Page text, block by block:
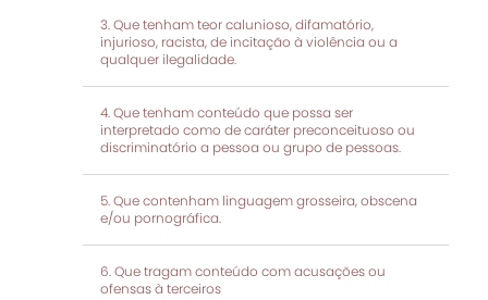
Que tenham teor calunioso, difamatório,
injurioso, racista, de incitação à violência ou a
qualquer ilegalidade.
Que tenham conteúdo que possa ser
interpretado como de caráter preconceituoso ou
discriminatório a pessoa ou grupo de pessoas.
Que contenham linguagem grosseira, obscena
e/ou pornográfica.
Que tragam conteúdo com acusações ou
ofensas à terceiros